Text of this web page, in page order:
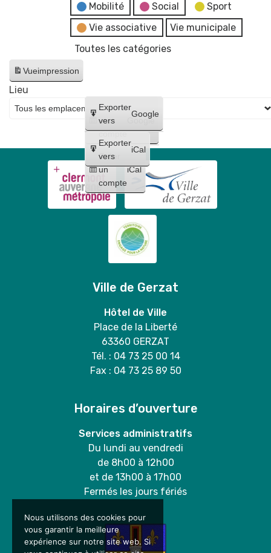
Mobilité
Social
Sport
Vie associative
Vie municipale
Toutes les catégories
Vueimpression
Créer
un
compte
Google
Créer
un
compte
iCal
Exporter
vers
Google
Exporter
vers
iCal
Lieu
Ville de Gerzat
Hôtel de Ville
Place de la Liberté
63360 GERZAT
Tél. : 04 73 25 00 14
Fax : 04 73 25 89 50
Horaires d’ouverture
Services administratifs
Du lundi au vendredi
de 8h00 à 12h00
et de 13h00 à 17h00
Fermés les jours fériés
Nous utilisons des cookies pour
vous garantir la meilleure
expérience sur notre site web. Si